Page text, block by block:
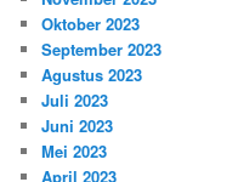
Oktober 2023
September 2023
Agustus 2023
Juli 2023
Juni 2023
Mei 2023
April 2023